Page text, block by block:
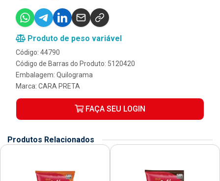
Produto de peso variável
Código: 44790
Código de Barras do Produto: 5120420
Embalagem: Quilograma
Marca: CARA PRETA
FAÇA SEU LOGIN
Produtos Relacionados